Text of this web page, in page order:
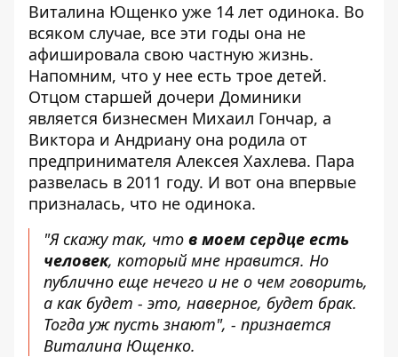
Виталина Ющенко уже 14 лет одинока. Во
всяком случае, все эти годы она не
афишировала свою частную жизнь.
Напомним, что у нее есть трое детей.
Отцом старшей дочери Доминики
является бизнесмен Михаил Гончар, а
Виктора и Андриану она родила от
предпринимателя Алексея Хахлева. Пара
развелась в 2011 году. И вот она впервые
призналась, что не одинока.
"Я скажу так, что в моем сердце есть
человек, который мне нравится. Но
публично еще нечего и не о чем говорить,
а как будет - это, наверное, будет брак.
Тогда уж пусть знают", - признается
Виталина Ющенко.